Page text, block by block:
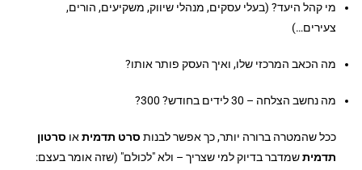
מי קהל היעד? (בעלי עסקים, מנהלי שיווק, משקיעים, הורים,
צעירים…)
מה הכאב המרכזי שלו, ואיך העסק פותר אותו?
מה נחשב הצלחה – 30 לידים בחודש? 300?
ככל שהמטרה ברורה יותר, כך אפשר לבנות סרט תדמיתאו סרטון
תדמיתשמדבר בדיוק למי שצריך – ולא "לכולם" (שזה אומר בעצם: